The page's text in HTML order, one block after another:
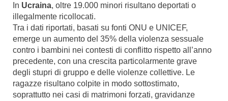
In Ucraina, oltre 19.000 minori risultano deportati o
illegalmente ricollocati.
Tra i dati riportati, basati su fonti ONU e UNICEF,
emerge un aumento del 35% della violenza sessuale
contro i bambini nei contesti di conflitto rispetto all’anno
precedente, con una crescita particolarmente grave
degli stupri di gruppo e delle violenze collettive. Le
ragazze risultano colpite in modo sottostimato,
soprattutto nei casi di matrimoni forzati, gravidanze